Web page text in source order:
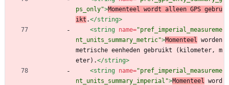
ps_only">Momenteel wordt alleen GPS gebru
ikt .</string>
<string name="pref_imperial_measureme
nt_units_summary_metric">Momenteel
worden
metrische eenheden gebruikt (kilometer, m
eter).</string>
<string name="pref_imperial_measureme
nt_units_summary_imperial">Momenteel
word